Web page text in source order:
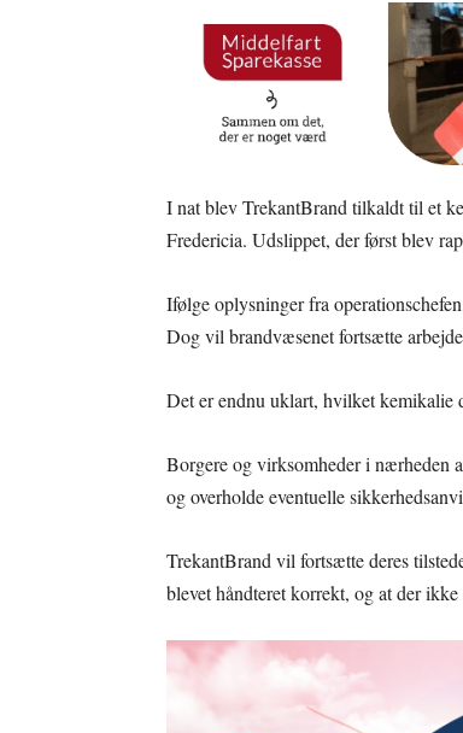
I nat blev TrekantBrand tilkaldt til et
Fredericia. Udslippet, der først blev
Ifølge oplysninger fra
Dog vil brandvæsenet fortsætte
Det er endnu uklart, hvilket kemikalie
Borgere og virksomheder i nærheden
og overholde eventuelle
TrekantBrand vil fortsætte deres
blevet håndteret korrekt, og at der